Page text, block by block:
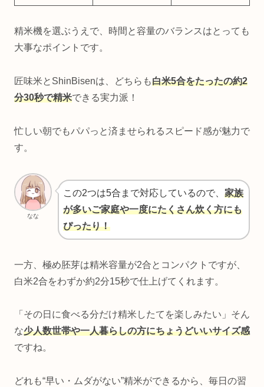
精米機を選ぶうえで、時間と容量のバランスはとっても
大事なポイントです。
匠味米とShinBisenは、どちらも白米5合をたったの約2
分30秒で精米できる実力派！
忙しい朝でもパパっと済ませられるスピード感が魅力で
す。
なな
この2つは5合まで対応しているので、 家族
が多いご家庭や一度にたくさん炊く方にも
ぴったり！
一方、極め胚芽は精米容量が2合とコンパクトですが、
白米2合をわずか約2分15秒で仕上げてくれます。
「その日に食べる分だけ精米したてを楽しみたい」そん
な少人数世帯や一人暮らしの方にちょうどいいサイズ感
ですね。
どれも“早い・ムダがない”精米ができるから、毎日の習